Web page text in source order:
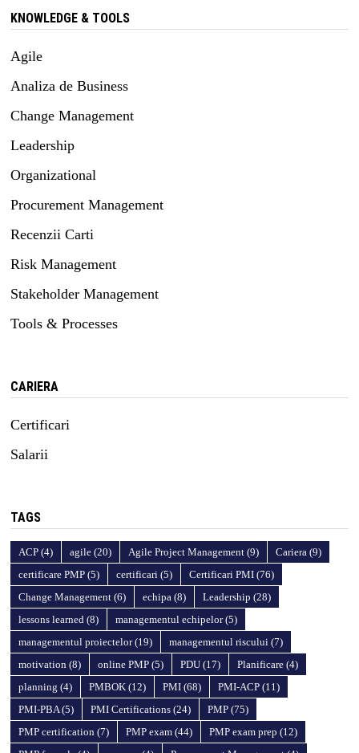
KNOWLEDGE & TOOLS
Agile
Analiza de Business
Change Management
Leadership
Organizational
Procurement Management
Recenzii Carti
Risk Management
Stakeholder Management
Tools & Processes
CARIERA
Certificari
Salarii
TAGS
ACP(4) agile(20) Agile Project Management(9) Cariera (9)
certificare PMP(5) certificari (5) Certificari PMI(76)
Change Management(6) echipa (8) Leadership (28)
lessons learned (8) managementul echipelor(5)
managementul proiectelor(19) managementul riscului (7)
motivation (8) online PMP(5) PDU(17) Planificare(4)
planning (4) PMBOK(12) PMI(68) PMI-ACP(11)
PMI-PBA(5) PMI Certifications(24) PMP(75)
PMP certification (7) PMP exam(44) PMP exam prep (12)